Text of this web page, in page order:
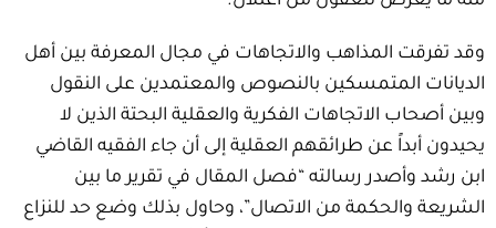
وقد تفرقت المذاهب والاتجاهات في مجال المعرفة بين أهل
الديانات المتمسكين بالنصوص والمعتمدين على النقول
وبين أصحاب الاتجاهات الفكرية والعقلية البحتة الذين لا
يحيدون أبداً عن طرائقهم العقلية إلى أن جاء الفقيه القاضي
ابن رشد وأصدر رسالته “فصل المقال في تقرير ما بين
الشريعة والحكمة من الاتصال”، وحاول بذلك وضع حد للنزاع